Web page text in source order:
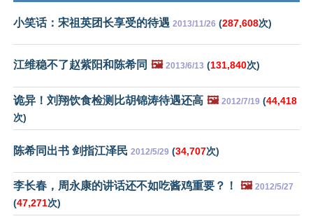
小笑话：宋祖英团长享受的待遇 2013/11/26 (287,608次)
江维稳不了赵紫阳和陈希同 🖼️ 2013/6/13 (131,840次)
诡异！刘翔饮食检测比胡锦涛待遇还高 🖼️ 2012/7/19 (44,418
次)
陈希同出书 剑指江泽民 2012/5/29 (34,707次)
李长春，周永康的讲话还不如吃酱鸡重要？！ 🖼️ 2012/5/27
(47,271次)